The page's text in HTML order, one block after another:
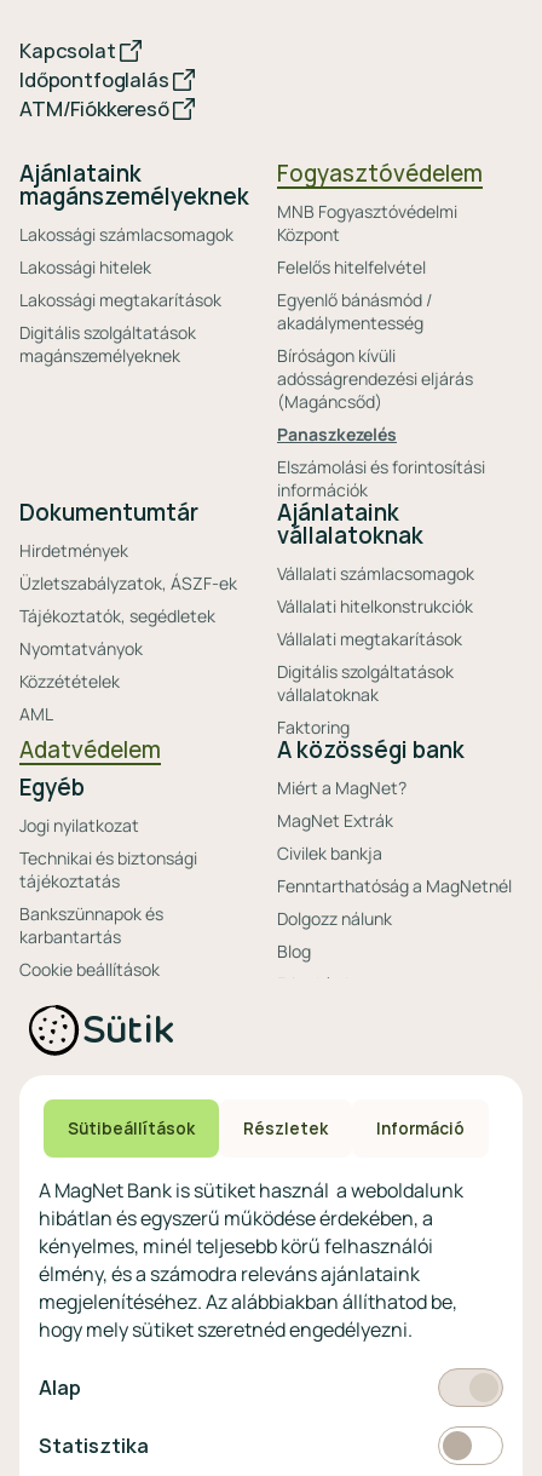
Kapcsolat
Időpontfoglalás
ATM/Fiókkereső
Ajánlataink
magánszemélyeknek
Lakossági számlacsomagok
Lakossági hitelek
Lakossági megtakarítások
Digitális szolgáltatások
magánszemélyeknek
Fogyasztóvédelem
MNB Fogyasztóvédelmi
Központ
Felelős hitelfelvétel
Egyenlő bánásmód /
akadálymentesség
Bíróságon kívüli
adósságrendezési eljárás
(Magáncsőd)
Panaszkezelés
Elszámolási és forintosítási
információk
Dokumentumtár
Hirdetmények
Üzletszabályzatok, ÁSZF-ek
Tájékoztatók, segédletek
Nyomtatványok
Közzétételek
AML
Ajánlataink
vállalatoknak
Vállalati számlacsomagok
Vállalati hitelkonstrukciók
Vállalati megtakarítások
Digitális szolgáltatások
vállalatoknak
Faktoring
Adatvédelem
Egyéb
Jogi nyilatkozat
Technikai és biztonsági
tájékoztatás
Bankszünnapok és
karbantartás
Cookie beállítások
A közösségi bank
Miért a MagNet?
MagNet Extrák
Civilek bankja
Fenntarthatóság a MagNetnél
Dolgozz nálunk
Blog
Friss hírek
Ajánlataink non-
profitoknak
számlacsomagok
Megtakarítások non-
profitoknak
Digitális szolgáltatások non-
profitoknak
eszközökön
Vértezze fel magát a
kibercsalásokkal
szemben!
Látogasson el a KiberPajzs
honlapra!
Sütik
Sütibeállítások Részletek Információ
A MagNet Bank is sütiket használ a weboldalunk
hibátlan és egyszerű működése érdekében, a
kényelmes, minél teljesebb körű felhasználói
élmény, és a számodra releváns ajánlataink
megjelenítéséhez. Az alábbiakban állíthatod be,
hogy mely sütiket szeretnéd engedélyezni.
Alap Kötelező
Statisztika Statisztikai